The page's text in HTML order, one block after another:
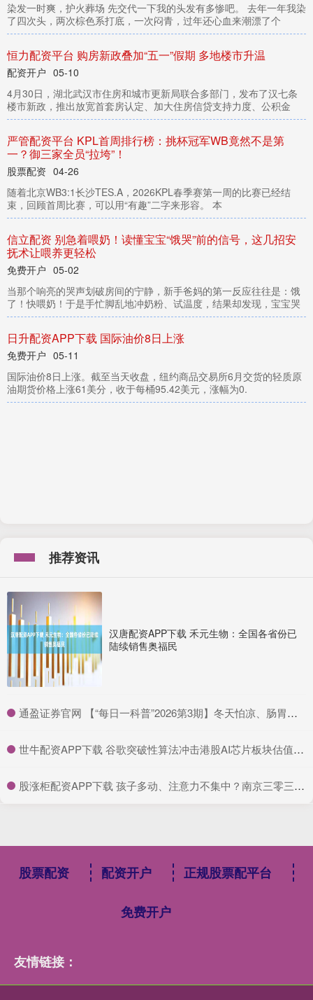
染发一时爽，护火葬场 先交代一下我的头发有多惨吧。 去年一年我染
了四次头，两次棕色系打底，一次闷青，过年还心血来潮漂了个
恒力配资平台 购房新政叠加“五一”假期 多地楼市升温
配资开户 05-10
4月30日，湖北武汉市住房和城市更新局联合多部门，发布了汉七条
楼市新政，推出放宽首套房认定、加大住房信贷支持力度、公积金
严管配资平台 KPL首周排行榜：挑杯冠军WB竟然不是第
一？御三家全员“拉垮”！
股票配资 04-26
随着北京WB3:1长沙TES.A，2026KPL春季赛第一周的比赛已经结
束，回顾首周比赛，可以用“有趣”二字来形容。 本
信立配资 别急着喂奶！读懂宝宝“饿哭”前的信号，这几招安
抚术让喂养更轻松
免费开户 05-02
当那个响亮的哭声划破房间的宁静，新手爸妈的第一反应往往是：饿
了！快喂奶！于是手忙脚乱地冲奶粉、试温度，结果却发现，宝宝哭
日升配资APP下载 国际油价8日上涨
免费开户 05-11
国际油价8日上涨。截至当天收盘，纽约商品交易所6月交货的轻质原
油期货价格上涨61美分，收于每桶95.42美元，涨幅为0.
推荐资讯
汉唐配资APP下载 禾元生物：全国各省份已
陆续销售奥福民
​通盈证券官网 【“每日一科普”2026第3期】冬天怕凉、肠胃弱？试试“烤苹果”！苹果这样烤，兼顾好消化与好味道！
​世牛配资APP下载 谷歌突破性算法冲击港股AI芯片板块估值 机构仍看好产业链实际需求
​股涨柜配资APP下载 孩子多动、注意力不集中？南京三零三甲状腺钱宗军提醒甲状腺筛查需重视
股票配资 配资开户 正规股票配平台
免费开户
友情链接：